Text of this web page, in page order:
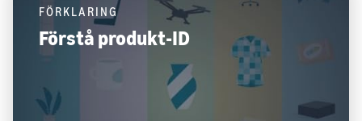
FÖRKLARING
Förstå produkt-ID